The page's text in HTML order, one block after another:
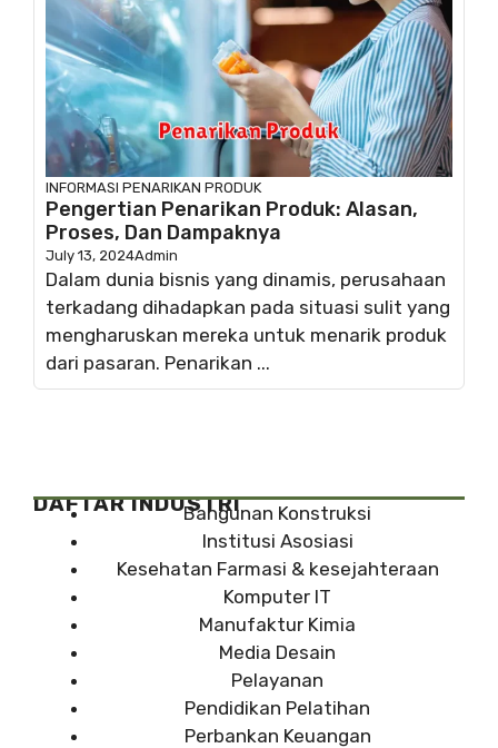
INFORMASI PENARIKAN PRODUK
Pengertian Penarikan Produk: Alasan,
Proses, Dan Dampaknya
July 13, 2024Admin
Dalam dunia bisnis yang dinamis, perusahaan
terkadang dihadapkan pada situasi sulit yang
mengharuskan mereka untuk menarik produk
dari pasaran. Penarikan ...
DAFTAR INDUSTRIBangunan Konstruksi
Institusi Asosiasi
Kesehatan Farmasi & kesejahteraan
Komputer IT
Manufaktur Kimia
Media Desain
Pelayanan
Pendidikan Pelatihan
Perbankan Keuangan